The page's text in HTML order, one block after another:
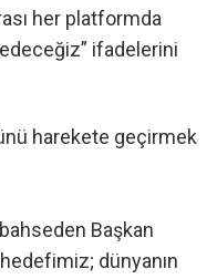
her platformda
ifadelerini
harekete geçirmek
Başkan
dünyanın